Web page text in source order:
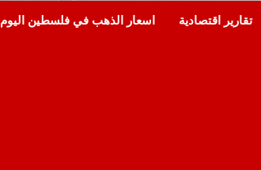
تقارير اقتصادية اسعار الذهب في فلسطين اليوم